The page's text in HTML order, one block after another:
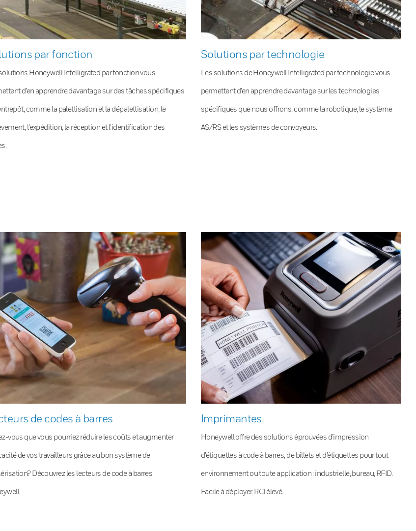
par fonction
Honeywell Intelligrated par fonction vous
d’en apprendre davantage sur des tâches spécifiques
comme la palettisation et la dépalettisation, le
l’expédition, la réception et l’identification des
Solutions par technologie
Les solutions de Honeywell Intelligrated par technologie vous
permettent d’en apprendre davantage sur les technologies
spécifiques que nous offrons, comme la robotique, le système
AS/RS et les systèmes de convoyeurs.
de codes à barres
vous que vous pourriez réduire les coûts et augmenter
de vos travailleurs grâce au bon système de
Découvrez les lecteurs de code à barres
Imprimantes
Honeywell offre des solutions éprouvées d’impression
d’étiquettes à code à barres, de billets et d’étiquettes pour tout
environnement ou toute application : industrielle, bureau, RFID.
Facile à déployer. RCI élevé.